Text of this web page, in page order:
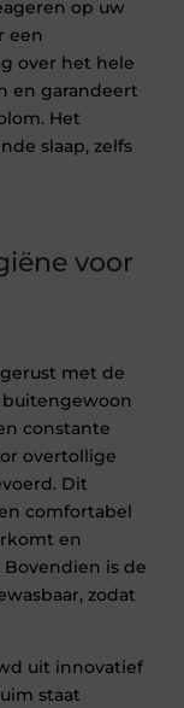
op uw
een
over het hele
en garandeert
Het
slaap, zelfs
voor
met de
buitengewoon
constante
overtollige
Dit
comfortabel
en
is de
zodat
uit innovatief
staat